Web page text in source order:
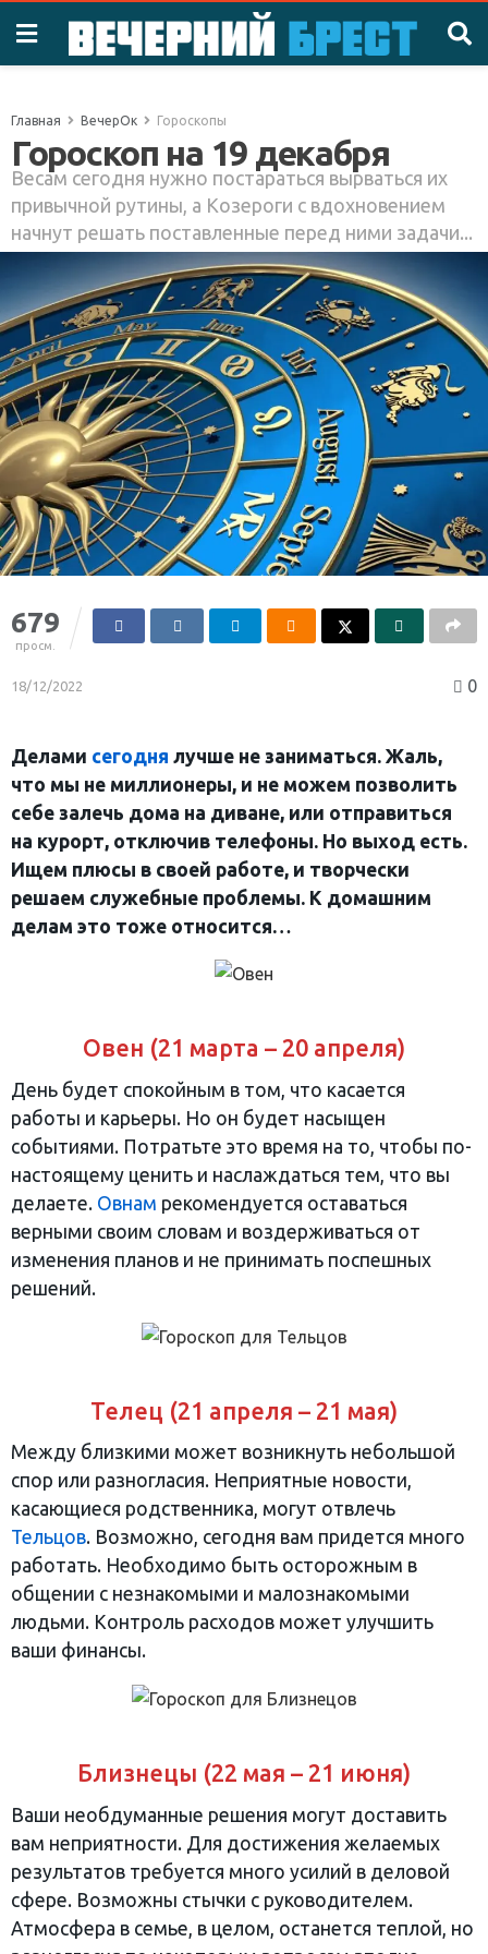
Главная ВечерОк Гороскопы
Гороскоп на 19 декабря
Весам сегодня нужно постараться вырваться их
привычной рутины, а Козероги с вдохновением
начнут решать поставленные перед ними задачи...
679
просм.
18/12/2022 0
Делами сегодня лучше не заниматься. Жаль,
что мы не миллионеры, и не можем позволить
себе залечь дома на диване, или отправиться
на курорт, отключив телефоны. Но выход есть.
Ищем плюсы в своей работе, и творчески
решаем служебные проблемы. К домашним
делам это тоже относится…
Овен (21 марта – 20 апреля)
День будет спокойным в том, что касается
работы и карьеры. Но он будет насыщен
событиями. Потратьте это время на то, чтобы по-
настоящему ценить и наслаждаться тем, что вы
делаете. Овнам рекомендуется оставаться
верными своим словам и воздерживаться от
изменения планов и не принимать поспешных
решений.
Телец (21 апреля – 21 мая)
Между близкими может возникнуть небольшой
спор или разногласия. Неприятные новости,
касающиеся родственника, могут отвлечь
Тельцов. Возможно, сегодня вам придется много
работать. Необходимо быть осторожным в
общении с незнакомыми и малознакомыми
людьми. Контроль расходов может улучшить
ваши финансы.
Близнецы (22 мая – 21 июня)
Ваши необдуманные решения могут доставить
вам неприятности. Для достижения желаемых
результатов требуется много усилий в деловой
сфере. Возможны стычки с руководителем.
Атмосфера в семье, в целом, останется теплой, но